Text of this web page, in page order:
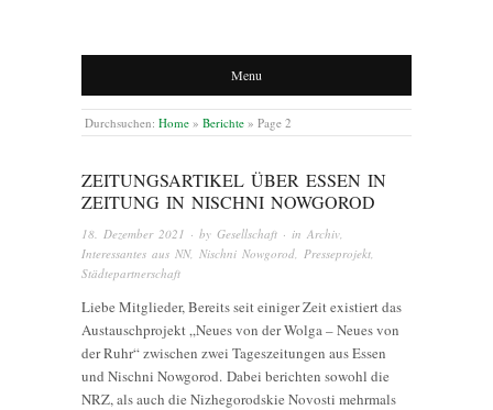
Menu
Durchsuchen: Home » Berichte » Page 2
ZEITUNGSARTIKEL ÜBER ESSEN IN
ZEITUNG IN NISCHNI NOWGOROD
18. Dezember 2021 · by Gesellschaft · in Archiv
Interessantes aus NN, Nischni Nowgorod Presseprojekt
Städtepartnerschaft
Liebe Mitglieder, Bereits seit einiger Zeit existiert das
Austauschprojekt „Neues von der Wolga – Neues von
der Ruhr“ zwischen zwei Tageszeitungen aus Essen
und Nischni Nowgorod. Dabei berichten sowohl die
NRZ, als auch die Nizhegorodskie Novosti mehrmals